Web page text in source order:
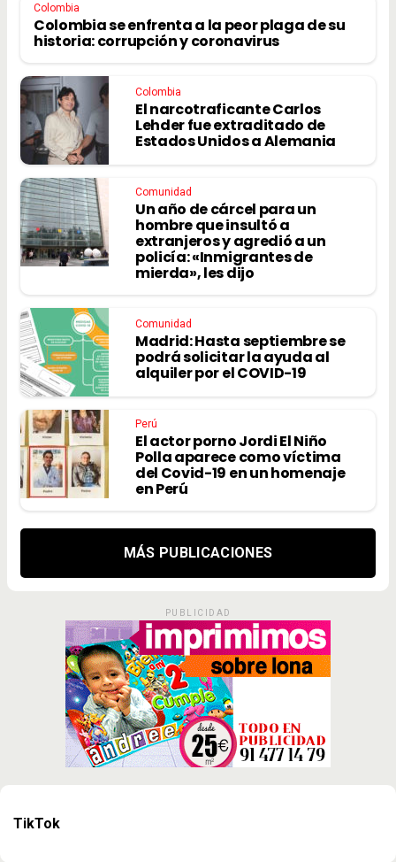
Colombia
Colombia se enfrenta a la peor plaga de su
historia: corrupción y coronavirus
Colombia
El narcotraficante Carlos
Lehder fue extraditado de
Estados Unidos a Alemania
Comunidad
Un año de cárcel para un
hombre que insultó a
extranjeros y agredió a un
policía: «Inmigrantes de
mierda», les dijo
Comunidad
Madrid: Hasta septiembre se
podrá solicitar la ayuda al
alquiler por el COVID-19
Perú
El actor porno Jordi El Niño
Polla aparece como víctima
del Covid-19 en un homenaje
en Perú
MÁS PUBLICACIONES
PUBLICIDAD
TikTok